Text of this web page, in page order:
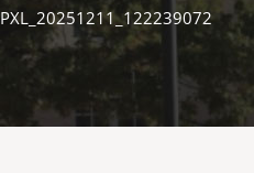
PXL_20251211_122239072